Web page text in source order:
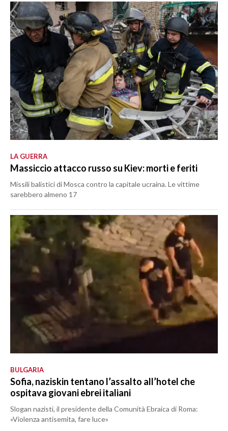
LA GUERRA
Massiccio attacco russo su Kiev: morti e feriti
Missili balistici di Mosca contro la capitale ucraina. Le vittime
sarebbero almeno 17
BULGARIA
Sofia, naziskin tentano l’assalto all’hotel che
ospitava giovani ebrei italiani
Slogan nazisti, il presidente della Comunità Ebraica di Roma:
«Violenza antisemita, fare luce»